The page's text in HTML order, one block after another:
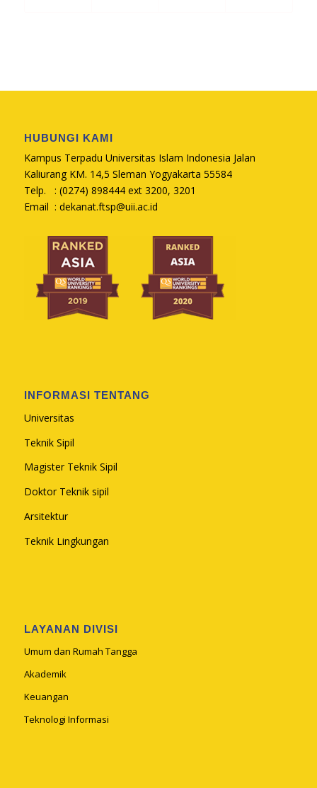
HUBUNGI KAMI
Kampus Terpadu Universitas Islam Indonesia Jalan
Kaliurang KM. 14,5 Sleman Yogyakarta 55584
Telp. : (0274) 898444 ext 3200, 3201
Email : dekanat.ftsp@uii.ac.id
INFORMASI TENTANG
Universitas
Teknik Sipil
Magister Teknik Sipil
Doktor Teknik sipil
Arsitektur
Teknik Lingkungan
LAYANAN DIVISI
Umum dan Rumah Tangga
Akademik
Keuangan
Teknologi Informasi